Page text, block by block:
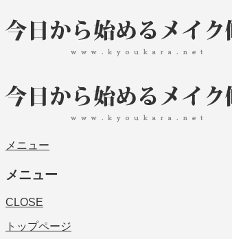
メニュー
メニュー
CLOSE
トップページ